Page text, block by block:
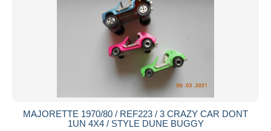
MAJORETTE 1970/80 / REF223 / 3 CRAZY CAR DONT
1UN 4X4 / STYLE DUNE BUGGY